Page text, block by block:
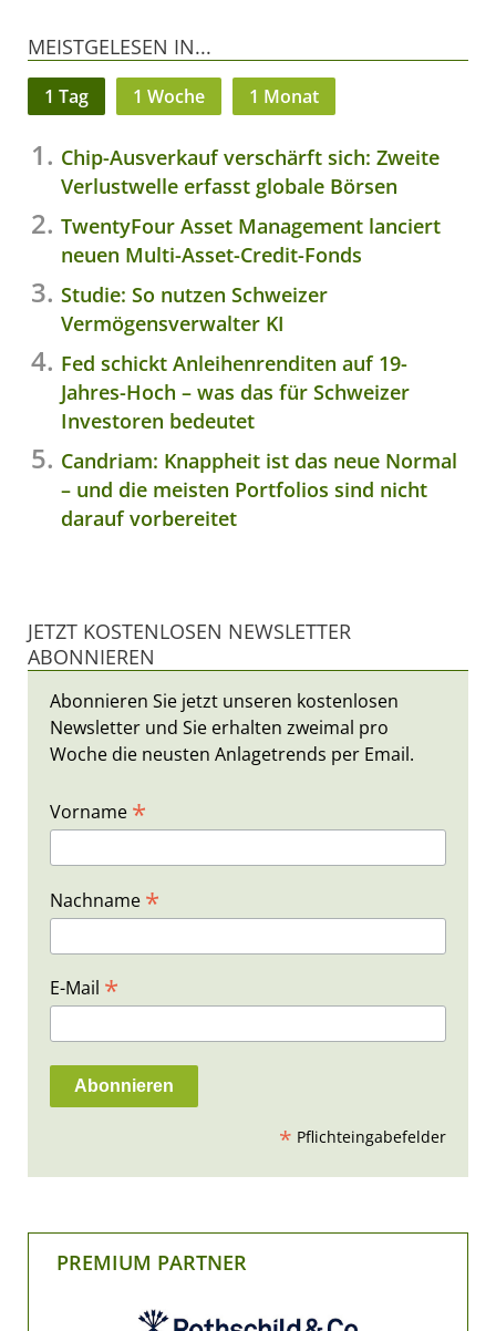
MEISTGELESEN IN...
1 Tag 1 Woche 1 Monat
Chip-Ausverkauf verschärft sich: Zweite
Verlustwelle erfasst globale Börsen
TwentyFour Asset Management lanciert
neuen Multi-Asset-Credit-Fonds
Studie: So nutzen Schweizer
Vermögensverwalter KI
Fed schickt Anleihenrenditen auf 19-
Jahres-Hoch – was das für Schweizer
Investoren bedeutet
Candriam: Knappheit ist das neue Normal
– und die meisten Portfolios sind nicht
darauf vorbereitet
JETZT KOSTENLOSEN NEWSLETTER
ABONNIEREN
Abonnieren Sie jetzt unseren kostenlosen
Newsletter und Sie erhalten zweimal pro
Woche die neusten Anlagetrends per Email.
Vorname *
Nachname *
E-Mail *
* Pflichteingabefelder
PREMIUM PARTNER